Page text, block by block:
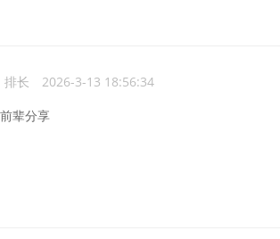
排长 2026-3-13 18:56:34
辈分享